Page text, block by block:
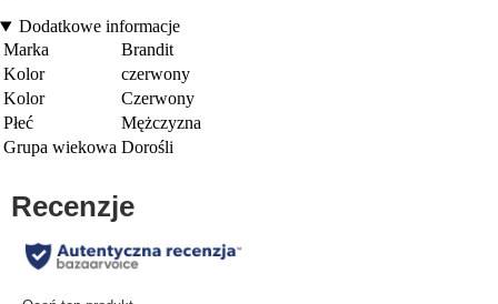
Dodatkowe informacje
Marka
Brandit
Kolor
czerwony
Kolor
Czerwony
Płeć
Mężczyzna
Grupa wiekowa Dorośli